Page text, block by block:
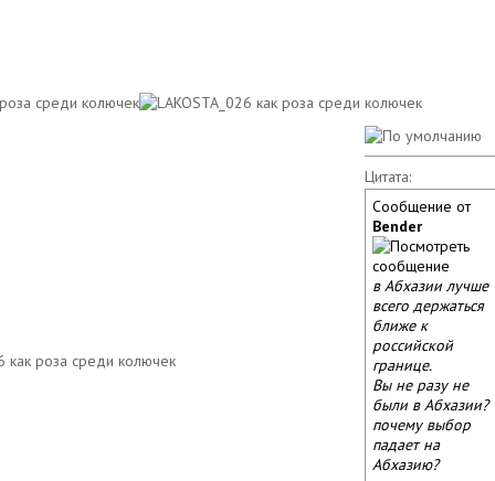
Цитата:
Сообщение от
Bender
в Абхазии лучше
всего держаться
ближе к
российской
границе.
Вы не разу не
были в Абхазии?
почему выбор
падает на
Абхазию?